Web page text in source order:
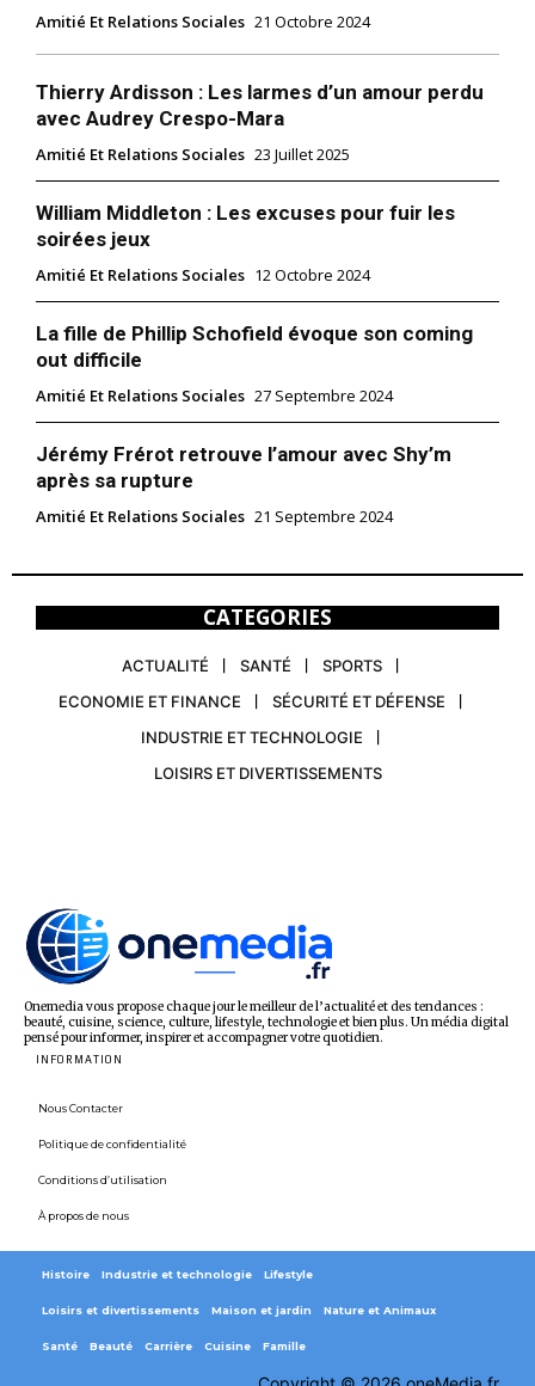
Amitié Et Relations Sociales 21 Octobre 2024
Thierry Ardisson : Les larmes d’un amour perdu
avec Audrey Crespo-Mara
Amitié Et Relations Sociales 23 Juillet 2025
William Middleton : Les excuses pour fuir les
soirées jeux
Amitié Et Relations Sociales 12 Octobre 2024
La fille de Phillip Schofield évoque son coming
out difficile
Amitié Et Relations Sociales 27 Septembre 2024
Jérémy Frérot retrouve l’amour avec Shy’m
après sa rupture
Amitié Et Relations Sociales 21 Septembre 2024
CATEGORIES
ACTUALITÉ SANTÉ
SPORTS
ECONOMIE ET FINANCE
SÉCURITÉ ET DÉFENSE
INDUSTRIE ET TECHNOLOGIE
LOISIRS ET DIVERTISSEMENTS
Onemedia vous propose chaque jour le meilleur de l’actualité et des tendances :
beauté, cuisine, science, culture, lifestyle, technologie et bien plus. Un média digital
pensé pour informer, inspirer et accompagner votre quotidien.
INFORMATION
Nous Contacter
Politique de confidentialité
Conditions d’utilisation
À propos de nous
Histoire Industrie et technologie Lifestyle
Loisirs et divertissements Maison et jardin Nature et Animaux
Santé Beauté Carrière Cuisine Famille